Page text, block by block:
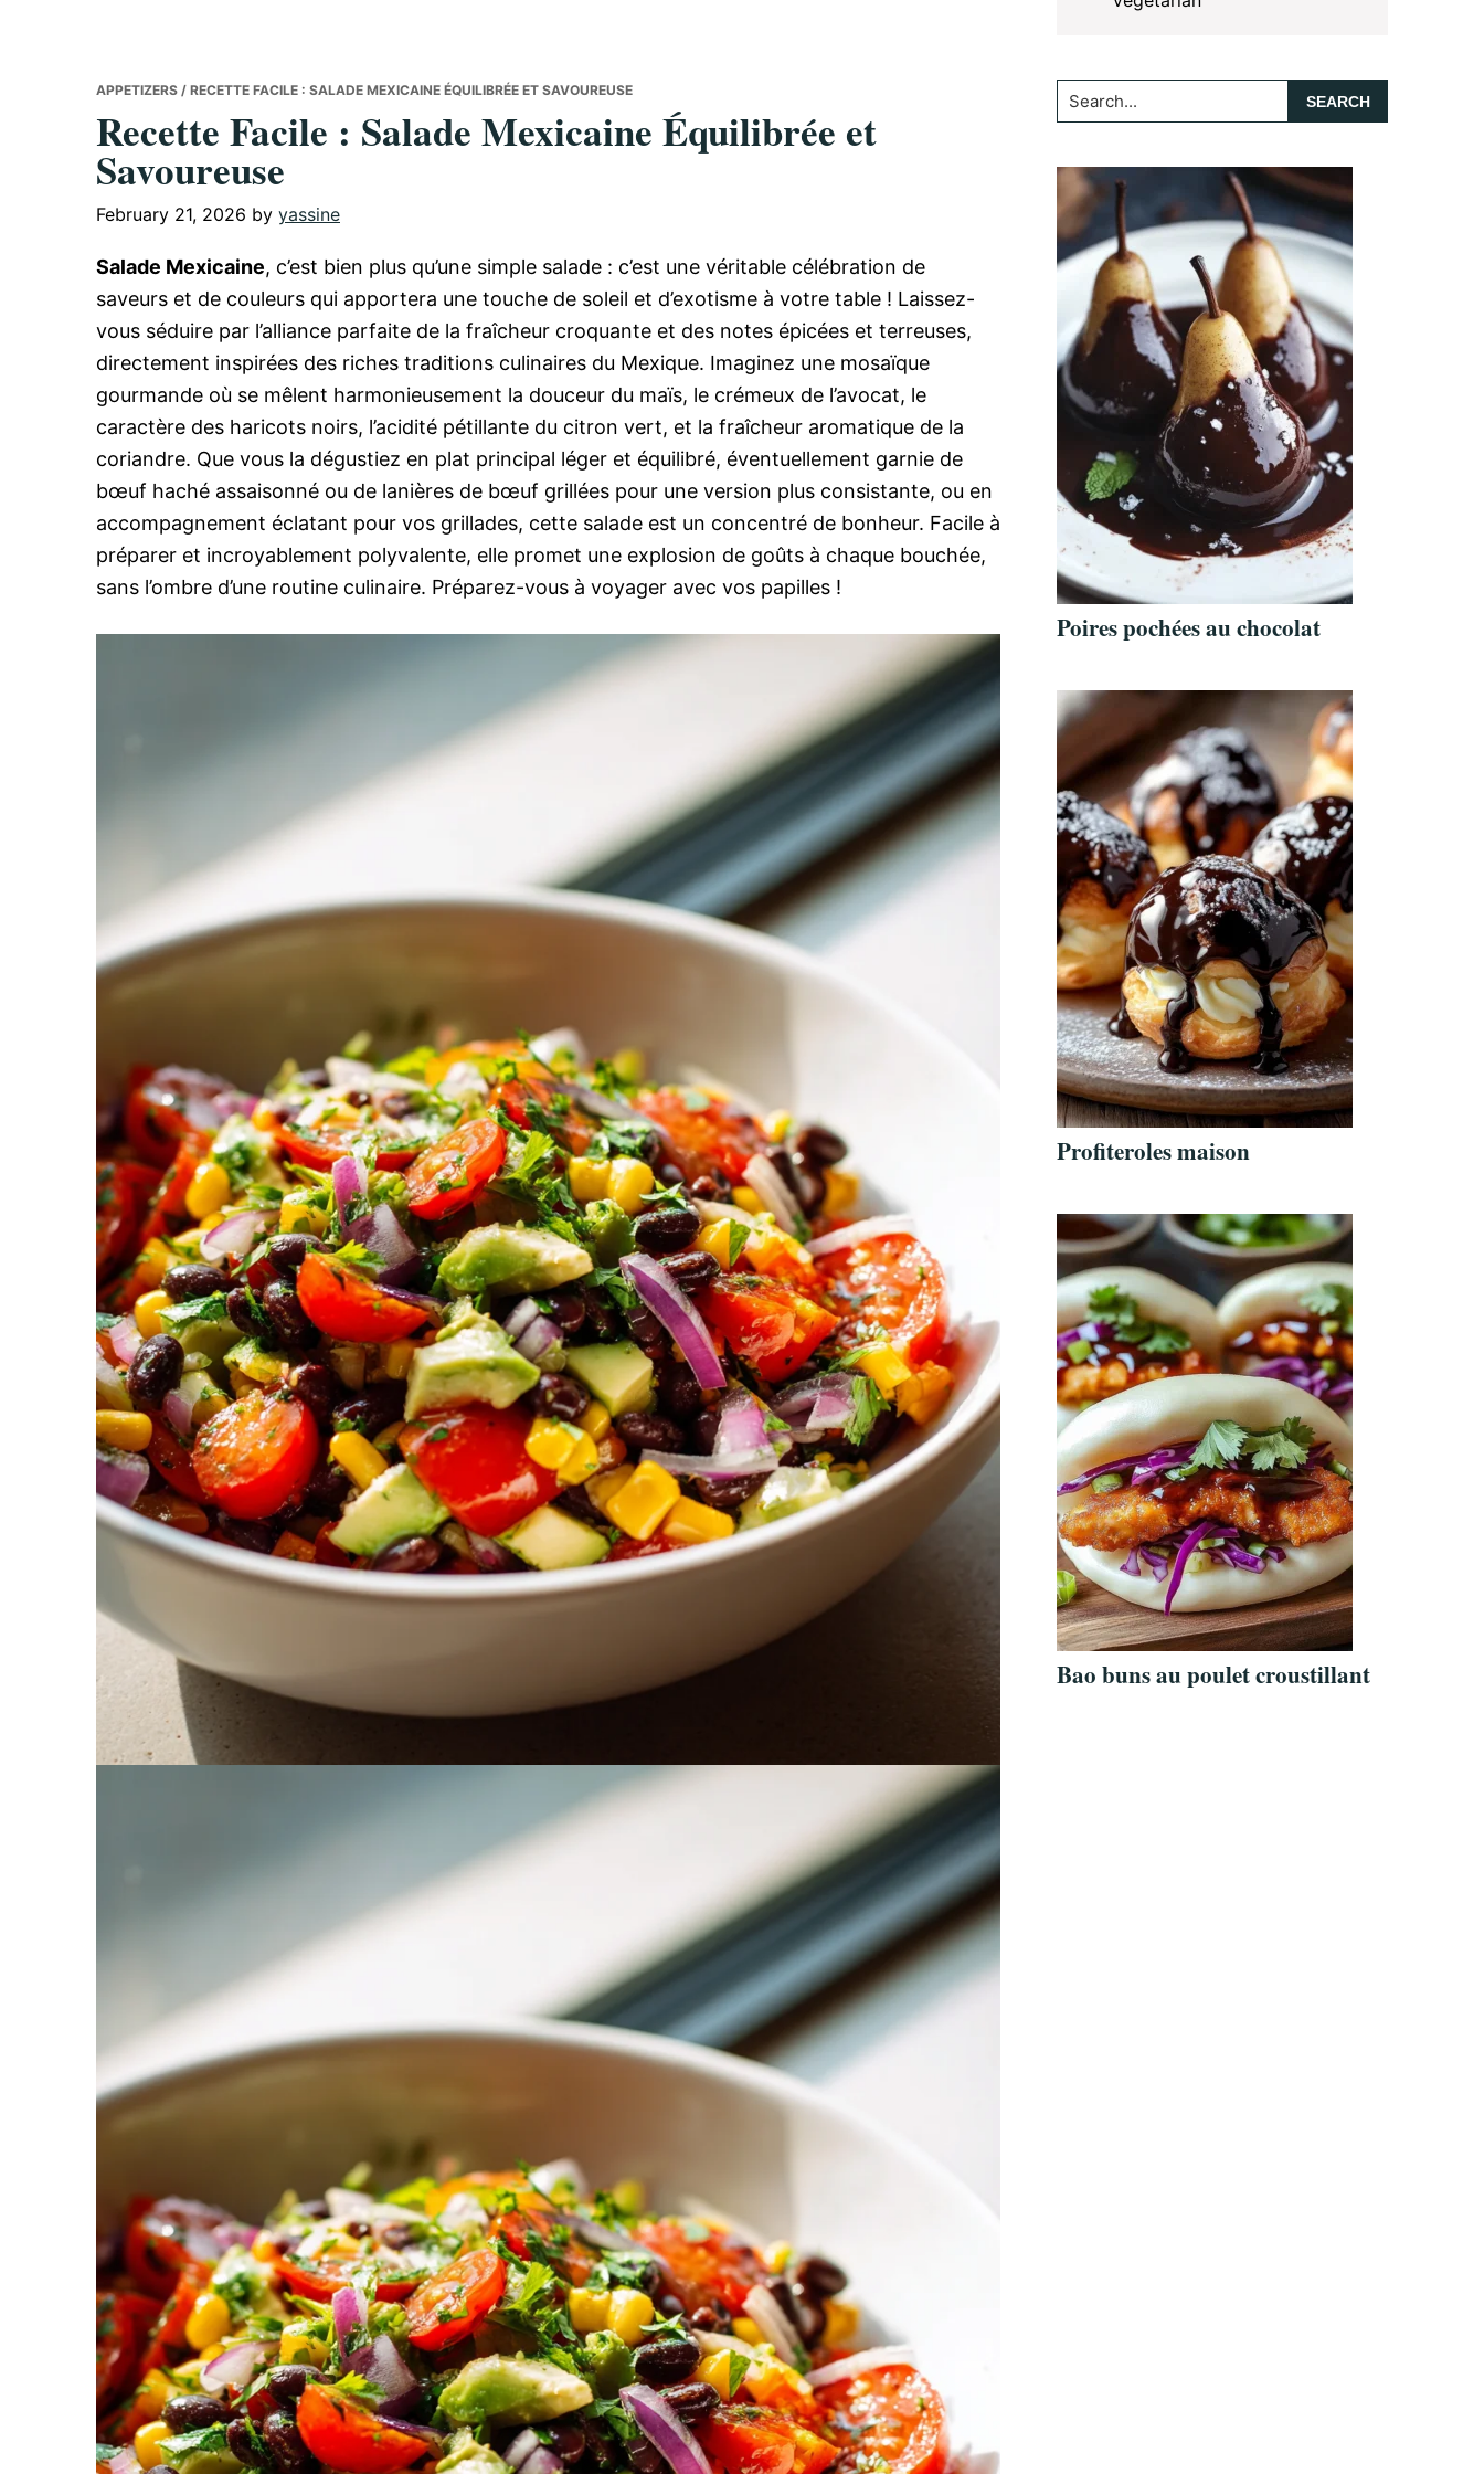
APPETIZERS / RECETTE FACILE : SALADE MEXICAINE ÉQUILIBRÉE ET SAVOUREUSE
Recette Facile : Salade Mexicaine Équilibrée et
Savoureuse
February 21, 2026 by yassine
Salade Mexicaine, c’est bien plus qu’une simple salade : c’est une véritable célébration de
saveurs et de couleurs qui apportera une touche de soleil et d’exotisme à votre table ! Laissez-
vous séduire par l’alliance parfaite de la fraîcheur croquante et des notes épicées et terreuses,
directement inspirées des riches traditions culinaires du Mexique. Imaginez une mosaïque
gourmande où se mêlent harmonieusement la douceur du maïs, le crémeux de l’avocat, le
caractère des haricots noirs, l’acidité pétillante du citron vert, et la fraîcheur aromatique de la
coriandre. Que vous la dégustiez en plat principal léger et équilibré, éventuellement garnie de
bœuf haché assaisonné ou de lanières de bœuf grillées pour une version plus consistante, ou en
accompagnement éclatant pour vos grillades, cette salade est un concentré de bonheur. Facile à
préparer et incroyablement polyvalente, elle promet une explosion de goûts à chaque bouchée,
sans l’ombre d’une routine culinaire. Préparez-vous à voyager avec vos papilles !
Search...
Poires pochées au chocolat
Profiteroles maison
Bao buns au poulet croustillant